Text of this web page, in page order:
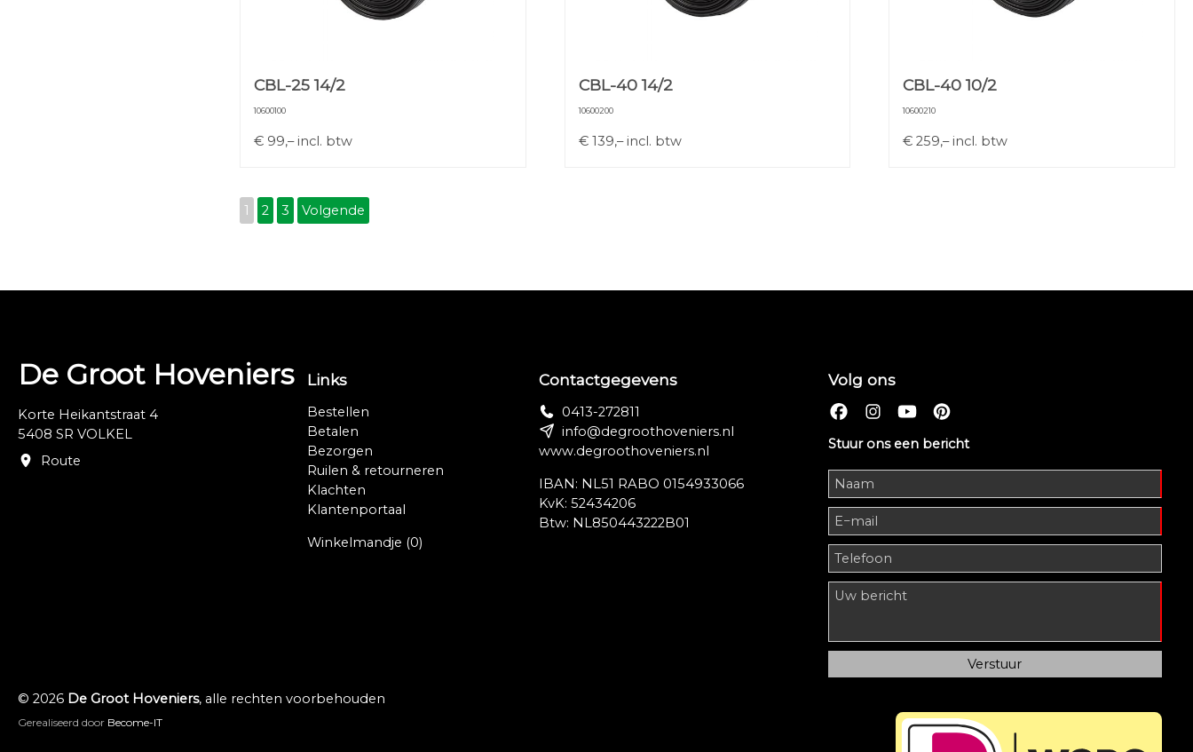
CBL-25 14/2
10600100
€ 99,–incl. btw
CBL-40 14/2
10600200
€ 139,–incl. btw
CBL-40 10/2
10600210
€259,–incl. btw
1 2 3 Volgende
De Groot Hoveniers
Korte Heikantstraat 4
5408 SR VOLKEL
Route
Links
Bestellen
Betalen
Bezorgen
Ruilen & retourneren
Klachten
Klantenportaal
Winkelmandje (0)
Contactgegevens
0413-272811
info@degroothoveniers.nl
www.degroothoveniers.nl
IBAN: NL51 RABO 0154933066
KvK: 52434206
Btw: NL850443222B01
Volg ons
Stuur ons een bericht
© 2026 De Groot Hoveniers, alle rechten voorbehouden
Gerealiseerd door Become-IT